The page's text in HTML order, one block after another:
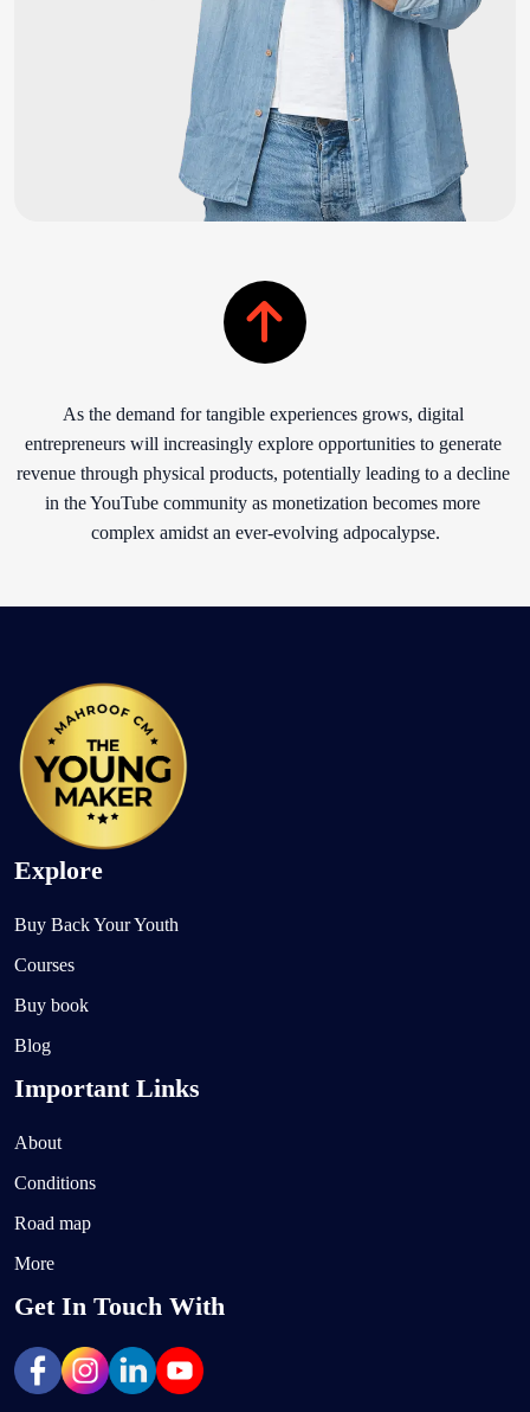
As the demand for tangible experiences grows, digital
entrepreneurs will increasingly explore opportunities to generate
revenue through physical products, potentially leading to a decline
in the YouTube community as monetization becomes more
complex amidst an ever-evolving adpocalypse.
Explore
Buy Back Your Youth
Courses
Buy book
Blog
Important Links
About
Conditions
Road map
More
Get In Touch With